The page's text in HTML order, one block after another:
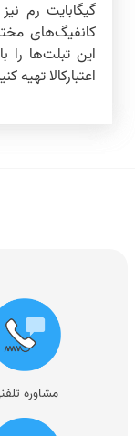
کانفیگ‌های
این تبلت‌ها را
اعتبارکالا تهیه
مشاوره